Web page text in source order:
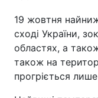
19 жовтня
сході України,
областях, а
також на
прогріється